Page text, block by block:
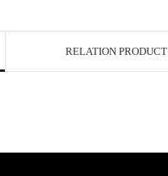
RELATION PRODUCT